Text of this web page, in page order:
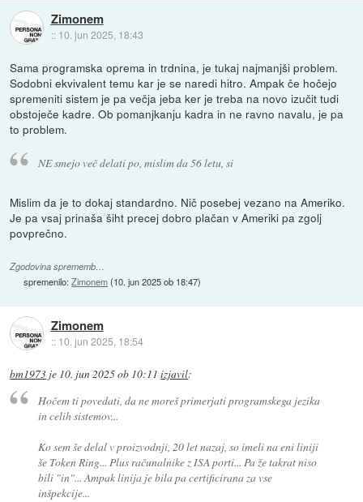
Zimonem
:: 10. jun 2025, 18:43
Sama programska oprema in trdnina, je tukaj najmanjši problem.
Sodobni ekvivalent temu kar je se naredi hitro. Ampak če hočejo
spremeniti sistem je pa večja jeba ker je treba na novo izučit tudi
obstoječe kadre. Ob pomanjkanju kadra in ne ravno navalu, je pa
to problem.
NE smejo več delati po, mislim da 56 letu, si
Mislim da je to dokaj standardno. Nič posebej vezano na Ameriko.
Je pa vsaj prinaša šiht precej dobro plačan v Ameriki pa zgolj
povprečno.
Zgodovina sprememb…
spremenilo:Zimonem(10. jun 2025 ob 18:47)
Zimonem
:: 10. jun 2025, 18:54
bm1973 je 10. jun 2025 ob 10:11 izjavil:
Hočem ti povedati, da ne moreš primerjati programskega jezika
in celih sistemov...
Ko sem še delal v proizvodnji, 20 let nazaj, so imeli na eni liniji
še Token Ring... Plus računalnike z ISA porti... Pa že takrat niso
bili "in"... Ampak linija je bila pa certificirana za vse
inšpekcije...